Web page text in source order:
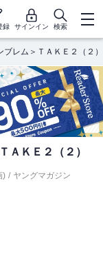
録 サインイン 検索
ブレム＞ＴＡＫＥ２（２）
ＡＫＥ２（２）
) / ヤングマガジン